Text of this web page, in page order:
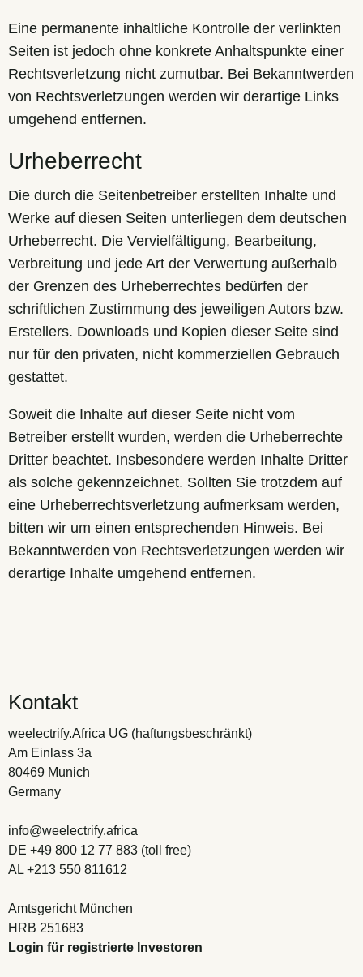
Eine permanente inhaltliche Kontrolle der verlinkten
Seiten ist jedoch ohne konkrete Anhaltspunkte einer
Rechtsverletzung nicht zumutbar. Bei Bekanntwerden
von Rechtsverletzungen werden wir derartige Links
umgehend entfernen.
Urheberrecht
Die durch die Seitenbetreiber erstellten Inhalte und
Werke auf diesen Seiten unterliegen dem deutschen
Urheberrecht. Die Vervielfältigung, Bearbeitung,
Verbreitung und jede Art der Verwertung außerhalb
der Grenzen des Urheberrechtes bedürfen der
schriftlichen Zustimmung des jeweiligen Autors bzw.
Erstellers. Downloads und Kopien dieser Seite sind
nur für den privaten, nicht kommerziellen Gebrauch
gestattet.
Soweit die Inhalte auf dieser Seite nicht vom
Betreiber erstellt wurden, werden die Urheberrechte
Dritter beachtet. Insbesondere werden Inhalte Dritter
als solche gekennzeichnet. Sollten Sie trotzdem auf
eine Urheberrechtsverletzung aufmerksam werden,
bitten wir um einen entsprechenden Hinweis. Bei
Bekanntwerden von Rechtsverletzungen werden wir
derartige Inhalte umgehend entfernen.
Kontakt
weelectrify.Africa UG (haftungsbeschränkt)
Am Einlass 3a
80469 Munich
Germany
info@weelectrify.africa
DE +49 800 12 77 883 (toll free)
AL +213 550 811612
Amtsgericht München
HRB 251683
Login für registrierte Investoren